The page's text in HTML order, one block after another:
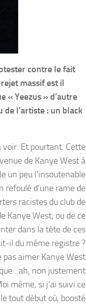
contre le fait
massif est il
« Yeezus » d’autre
l’artiste : un black
voir. Et pourtant. Cette
de Kanye West à
un peu l’insoutenable
refoulé d’une rame de
racistes du club de
Kanye West, ou de ce
dans la tête de ces
il du même registre ?
pas aimer Kanye West
non justement
même, si j’ai suivi ce
tout début où, boosté